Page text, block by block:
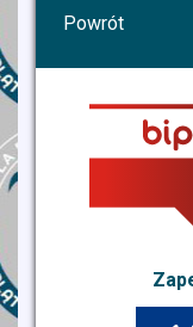
Powrót